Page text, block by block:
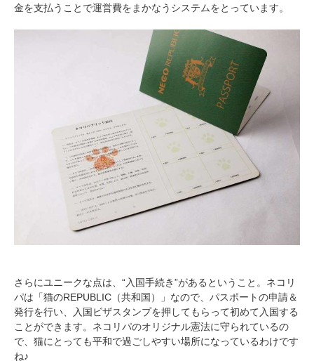
金を支払うことで運営費をまかなうシステムをとっています。
さらにユニークな点は、“入国手続き”があるということ。ネコリ
パは「猫のREPUBLIC（共和国）」なので、パスポートの申請＆
発行を行い、入国ビザスタンプを押してもらって初めて入国する
ことができます。ネコリパのオリジナル憲法に守られているの
で、猫にとっても平和で過ごしやすい場所になっているわけです
ね♪